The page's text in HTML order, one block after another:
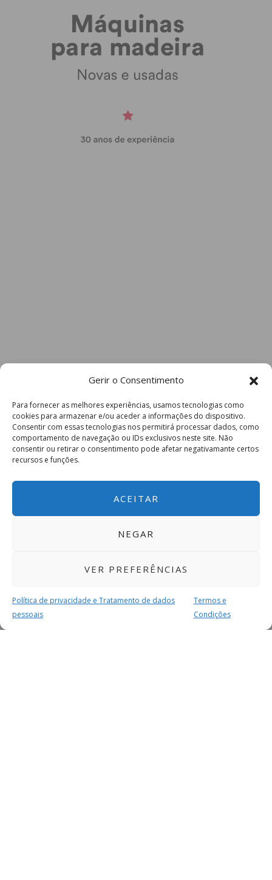
Gerir o Consentimento
Para fornecer as melhores experiências, usamos tecnologias como
cookies para armazenar e/ou aceder a informações do dispositivo.
Consentir com essas tecnologias nos permitirá processar dados, como
comportamento de navegação ou IDs exclusivos neste site. Não
consentir ou retirar o consentimento pode afetar negativamante certos
recursos e funções.
ACEITAR
NEGAR
VER PREFERÊNCIAS
Política de privacidade e Tratamento de dados
pessoais
Termos e
Condições